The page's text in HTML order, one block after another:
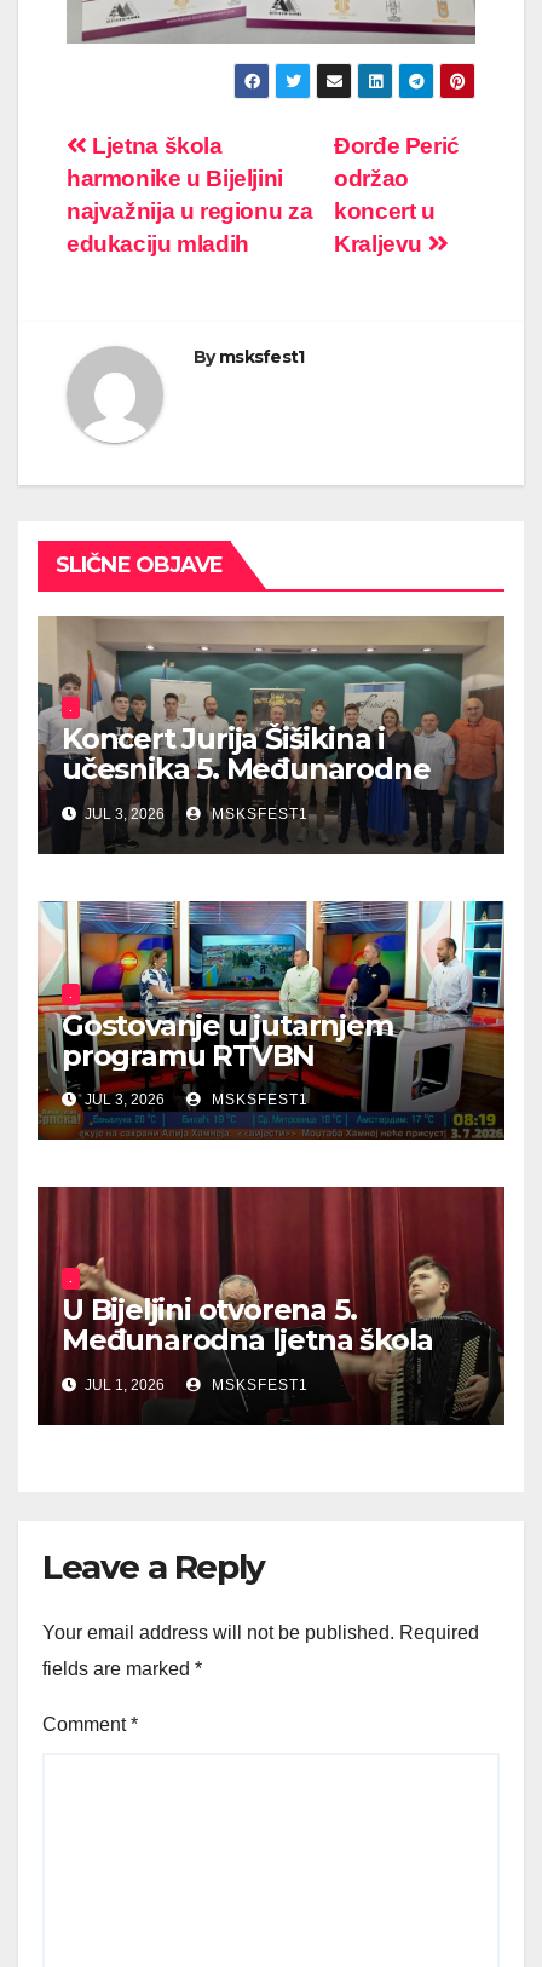
Post
navigation
Đorđe Perić
održao
koncert u
Kraljevu
Ljetna škola
harmonike u Bijeljini
najvažnija u regionu za
edukaciju mladih
Bymsksfest1
SLIČNE OBJAVE
Koncert Jurija Šišikina i
učesnika 5. Međunarodne
ljetne škole harmonike
JUL 3, 2026 MSKSFEST1
Gostovanje u jutarnjem
programu RTVBN
JUL 3, 2026 MSKSFEST1
U Bijeljini otvorena 5.
Međunarodna ljetna škola
harmonike
JUL 1, 2026 MSKSFEST1
Leave a Reply
Your email address will not be published. Required
fields are marked *
Comment*